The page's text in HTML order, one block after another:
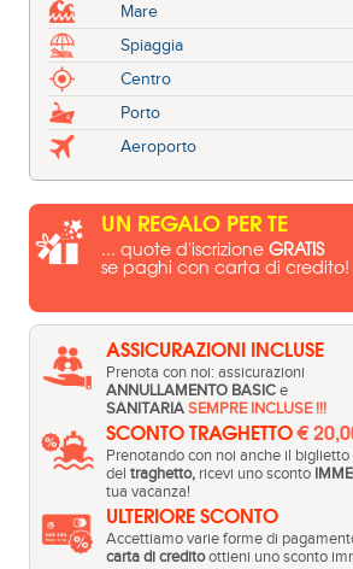
Mare
Spiaggia
Centro
Porto
Aeroporto
UN REGALO PER TE
... quote d'iscrizioneGRATIS
se paghi con carta di credito!
ASSICURAZIONI INCLUSE
Prenota con noi: assicurazioni
ANNULLAMENTO BASIC e
SANITARIA SEMPRE INCLUSE !!!
SCONTO TRAGHETTO€
Prenotando con noi anche il biglietto
del traghetto, ricevi uno sconto
tua vacanza!
ULTERIORE SCONTO
Accettiamo varie forme di
carta di creditoottieni uno sconto